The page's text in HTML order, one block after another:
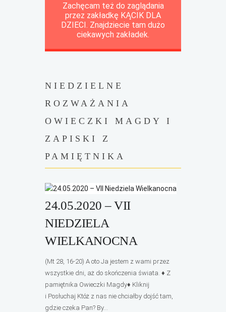
Zachęcam też do zaglądania
przez zakładkę KĄCIK DLA
DZIECI. Znajdziecie tam dużo
ciekawych zakładek.
NIEDZIELNE
ROZWAŻANIA
OWIECZKI MAGDY I
ZAPISKI Z
PAMIĘTNIKA
24.05.2020 – VII
NIEDZIELA
WIELKANOCNA
(Mt 28, 16-20) A oto Ja jestem z wami przez
wszystkie dni, aż do skończenia świata. ♦ Z
pamiętnika Owieczki Magdy♦ Kliknij
i Posłuchaj Któż z nas nie chciałby dojść tam,
gdzie czeka Pan? By...